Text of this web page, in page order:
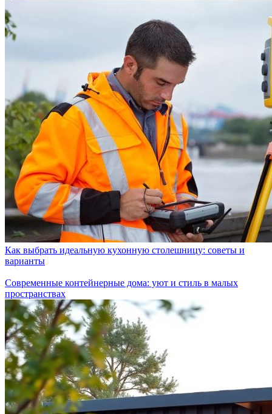
Как выбрать идеальную кухонную столешницу: советы и
варианты
Современные контейнерные дома: уют и стиль в малых
пространствах